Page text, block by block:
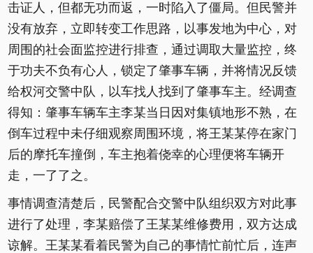
击证人，但都无功而返，一时陷入了僵局。但民警并
没有放弃，立即转变工作思路，以事发地为中心，对
周围的社会面监控进行排查，通过调取大量监控，终
于功夫不负有心人，锁定了肇事车辆，并将情况反馈
给权河交警中队，以车找人找到了肇事车主。经调查
得知：肇事车辆车主李某当日因对集镇地形不熟，在
倒车过程中未仔细观察周围环境，将王某某停在家门
后的摩托车撞倒，车主抱着侥幸的心理便将车辆开
走，一了了之。
事情调查清楚后，民警配合交警中队组织双方对此事
进行了处理，李某赔偿了王某某维修费用，双方达成
谅解。王某某看着民警为自己的事情忙前忙后，连声